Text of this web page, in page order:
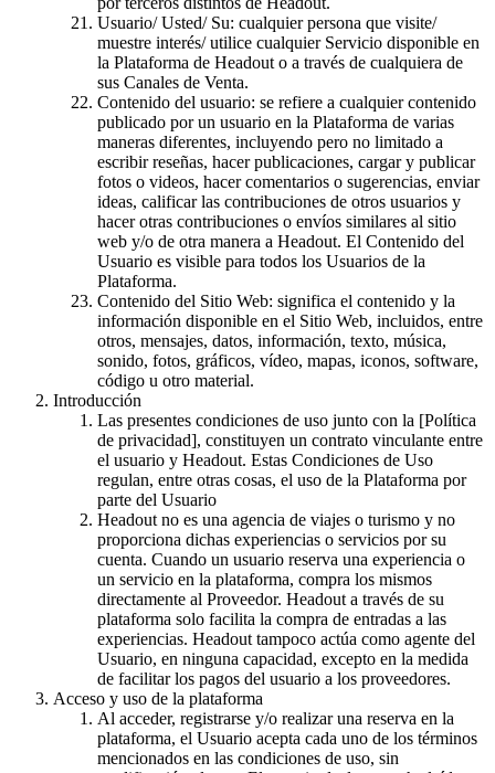
Usuario/ Usted/ Su: cualquier persona que visite/
muestre interés/ utilice cualquier Servicio disponible en
la Plataforma de Headout o a través de cualquiera de
sus Canales de Venta.
Contenido del usuario: se refiere a cualquier contenido
publicado por un usuario en la Plataforma de varias
maneras diferentes, incluyendo pero no limitado a
escribir reseñas, hacer publicaciones, cargar y publicar
fotos o videos, hacer comentarios o sugerencias, enviar
ideas, calificar las contribuciones de otros usuarios y
hacer otras contribuciones o envíos similares al sitio
web y/o de otra manera a Headout. El Contenido del
Usuario es visible para todos los Usuarios de la
Plataforma.
Contenido del Sitio Web: significa el contenido y la
información disponible en el Sitio Web, incluidos, entre
otros, mensajes, datos, información, texto, música,
sonido, fotos, gráficos, vídeo, mapas, iconos, software,
código u otro material.
Introducción
Las presentes condiciones de uso junto con la [Política
de privacidad], constituyen un contrato vinculante entre
el usuario y Headout. Estas Condiciones de Uso
regulan, entre otras cosas, el uso de la Plataforma por
parte del Usuario
Headout no es una agencia de viajes o turismo y no
proporciona dichas experiencias o servicios por su
cuenta. Cuando un usuario reserva una experiencia o
un servicio en la plataforma, compra los mismos
directamente al Proveedor. Headout a través de su
plataforma solo facilita la compra de entradas a las
experiencias. Headout tampoco actúa como agente del
Usuario, en ninguna capacidad, excepto en la medida
de facilitar los pagos del usuario a los proveedores.
Acceso y uso de la plataforma
Al acceder, registrarse y/o realizar una reserva en la
plataforma, el Usuario acepta cada uno de los términos
mencionados en las condiciones de uso, sin